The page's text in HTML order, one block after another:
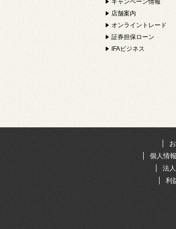
キャンペーン情報
店舗案内
オンライントレード
証券担保ローン
IFAビジネス
個人情
法
利